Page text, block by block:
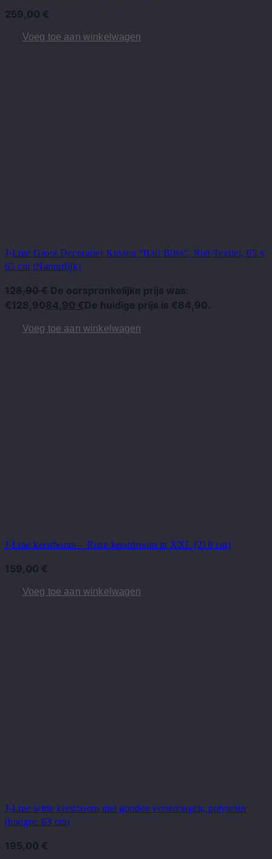
259,00 €
Voeg toe aan winkelwagen
J-Line Groot Decoratief Kussen “Bali Bliss”, Riet/Textiel, 65 x
65 cm (Natuurlijk)
128,90€ De oorspronkelijke prijs was:
€128,9084,90 €De huidige prijs is €84,90.
Voeg toe aan winkelwagen
J-Line kerstboom – Roze kerstdroom in XXL (210 cm)
159,00 €
Voeg toe aan winkelwagen
J-Line witte kerstboom met gouden versieringen, polyresin
(hoogte: 63 cm)
195,00 €